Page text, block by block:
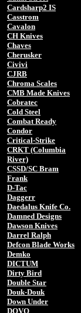
Cardsharp2 IS
Casstrom
Cavalon
CH Knives
Chaves
Cherusker
Civivi
CJRB
Chroma Scales
CMB Made Knives
Cobratec
Cold Steel
Combat Ready
Condor
Critical-Strike
CRKT (Columbia
River)
CSSD/SC Bram
Frank
D-Tac
Daggerr
Daedalus Knife Co.
Damned Designs
Dawson Knives
Darrel Ralph
Defcon Blade Works
Demko
DICTUM
Dirty Bird
Double Star
Douk-Douk
Down Under
DOVO